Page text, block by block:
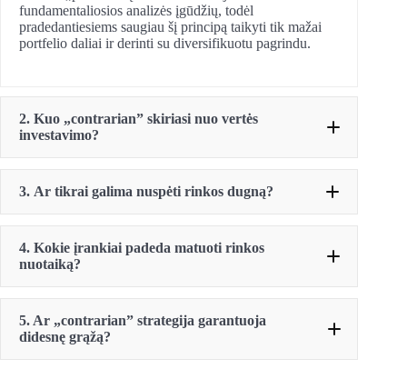
fundamentaliosios analizės įgūdžių, todėl
pradedantiesiems saugiau šį principą taikyti tik mažai
portfelio daliai ir derinti su diversifikuotu pagrindu.
2. Kuo „contrarian” skiriasi nuo vertės
investavimo?
3. Ar tikrai galima nuspėti rinkos dugną?
4. Kokie įrankiai padeda matuoti rinkos
nuotaiką?
5. Ar „contrarian” strategija garantuoja
didesnę grąžą?